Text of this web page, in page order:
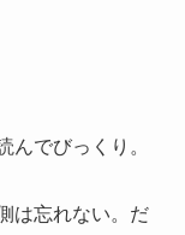
んでびっくり。
は忘れない。だ